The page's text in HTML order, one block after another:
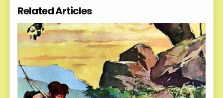
Related Articles